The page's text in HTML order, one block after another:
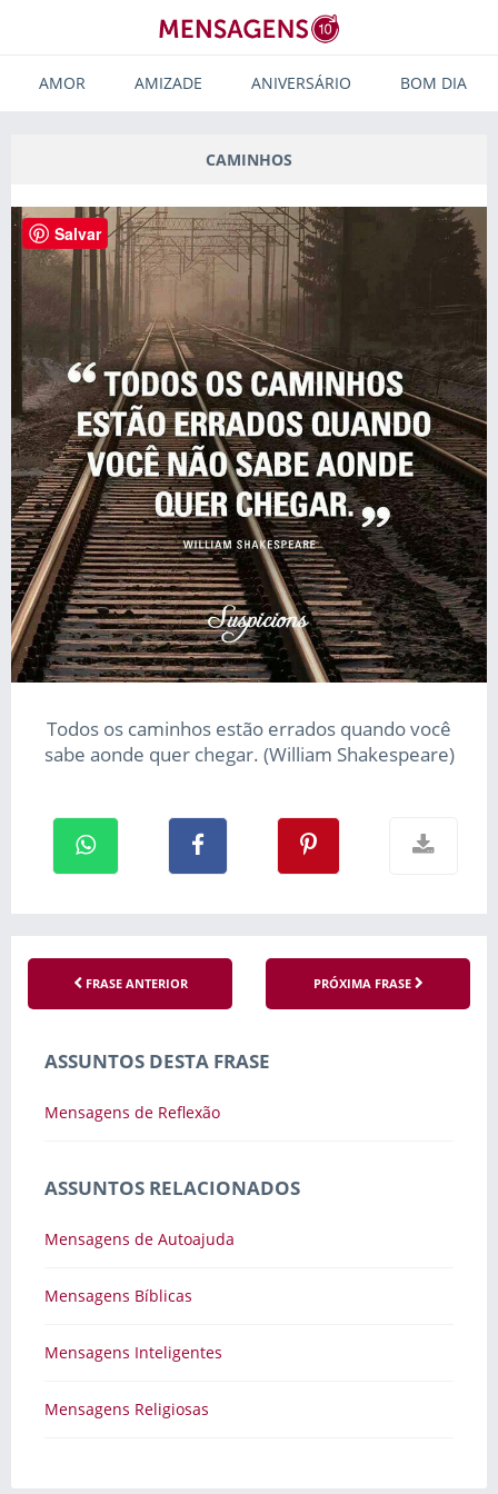
AMOR AMIZADE ANIVERSÁRIO BOM DIA
CAMINHOS
Todos os caminhos estão errados quando você
sabe aonde quer chegar. (William Shakespeare)
FRASE ANTERIOR PRÓXIMA FRASE
ASSUNTOS DESTA FRASE
Mensagens de Reflexão
ASSUNTOS RELACIONADOS
Mensagens de Autoajuda
Mensagens Bíblicas
Mensagens Inteligentes
Mensagens Religiosas
Salvar